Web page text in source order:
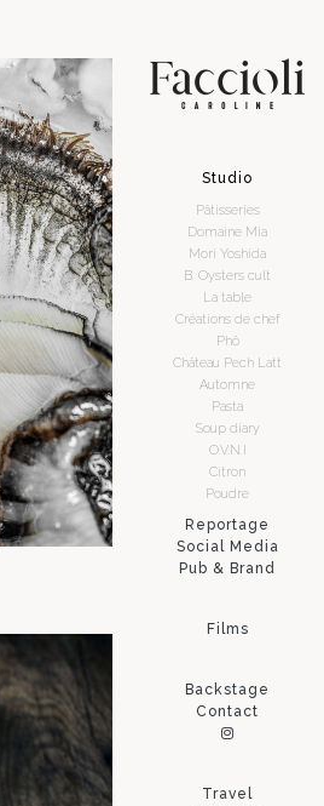
Studio
Pâtisseries
Domaine Mia
Mori Yoshida
B. Oysters cult
La table
Créations de chef
Phô
Château Pech Latt
Automne
Pasta
Soup diary
O.V.N.I
Citron
Poudre
Reportage
Social Media
Pub & Brand
Films
Backstage
Contact
Travel